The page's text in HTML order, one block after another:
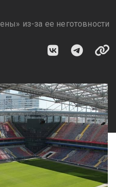
из-за ее неготовности